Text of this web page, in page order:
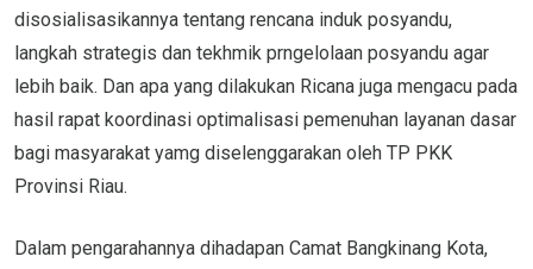
disosialisasikannya tentang rencana induk posyandu,
langkah strategis dan tekhmik prngelolaan posyandu agar
lebih baik. Dan apa yang dilakukan Ricana juga mengacu pada
hasil rapat koordinasi optimalisasi pemenuhan layanan dasar
bagi masyarakat yamg diselenggarakan oleh TP PKK
Provinsi Riau.
Dalam pengarahannya dihadapan Camat Bangkinang Kota,